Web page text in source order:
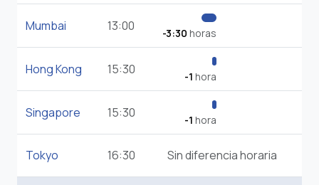
Mumbai 13:00 -3:30 horas
Hong Kong 15:30 -1 hora
Singapore 15:30 -1 hora
Tokyo 16:30 Sin diferencia horaria